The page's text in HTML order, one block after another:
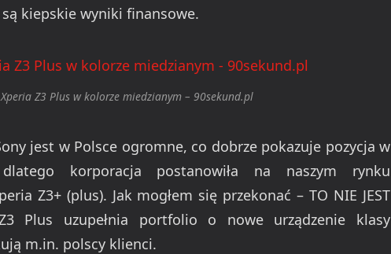
kiepskie wyniki finansowe.
Z3 Plus w kolorze miedzianym – 90sekund.pl
jest w Polsce ogromne, co dobrze pokazuje pozycja w
korporacja postanowiła na naszym rynku
Z3+ (plus). Jak mogłem się przekonać – TO NIE JEST
Plus uzupełnia portfolio o nowe urządzenie klasy
m.in. polscy klienci.